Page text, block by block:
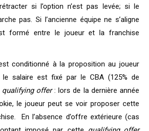
si l’option n’est pas levée; si le
pas. Si l’ancienne équipe ne s’aligne
formé entre le joueur et la franchise
conditionné à la proposition au joueur
le salaire est fixé par le CBA (125% de
qualifying offer: lors de la dernière année
le joueur peut se voir proposer cette
En l’absence d’offre extérieure (cas